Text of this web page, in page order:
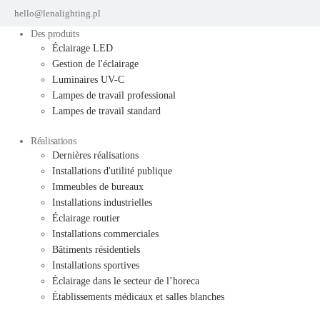
hello@lenalighting.pl
Des produits
Éclairage LED
Gestion de l'éclairage
Luminaires UV-C
Lampes de travail professional
Lampes de travail standard
Réalisations
Dernières réalisations
Installations d'utilité publique
Immeubles de bureaux
Installations industrielles
Éclairage routier
Installations commerciales
Bâtiments résidentiels
Installations sportives
Éclairage dans le secteur de l’horeca
Établissements médicaux et salles blanches